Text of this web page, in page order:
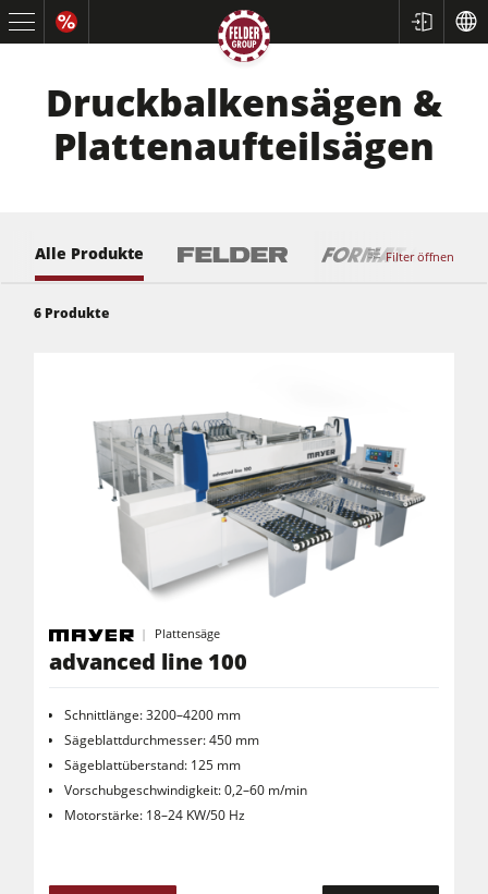
Kreissäge-Fräsmaschinen
Kombimaschinen
CNC-Bearbeitungszentren
Kantenanleimmaschinen
Breitbandschleifmaschinen
Bürst- und Bürstschleifmaschinen
Bandsägen
Bohrmaschinen
Brikettierpressen
Druckbalkensägen &
Plattenaufteilsägen
Filter öffnen
Alle Produkte
6 Produkte
Plattensäge
advanced line 100
Schnittlänge: 3200–4200 mm
Sägeblattdurchmesser: 450 mm
Sägeblattüberstand: 125 mm
Vorschubgeschwindigkeit: 0,2–60 m/min
Motorstärke: 18–24 KW/50 Hz